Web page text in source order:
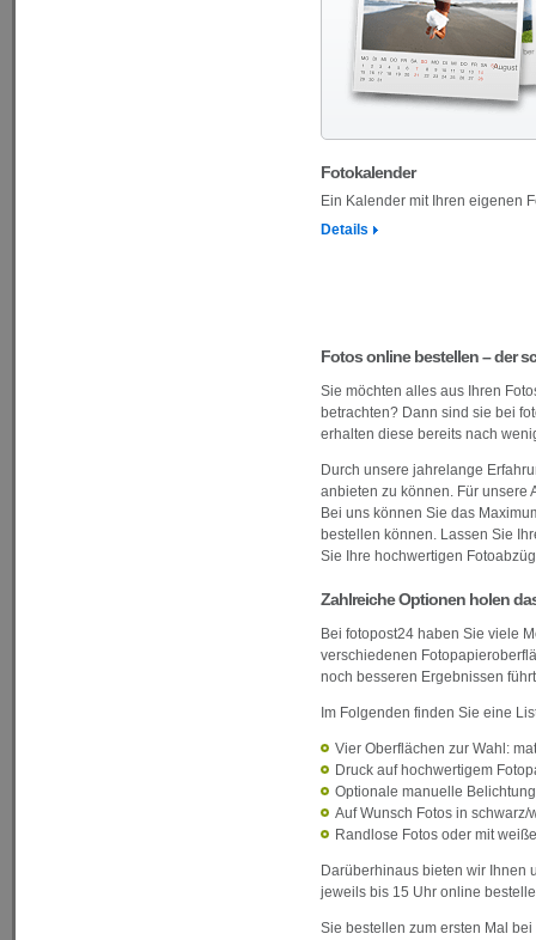
Fotokalender
Ein Kalender mit Ihren eigenen
Details
Fotos online bestellen – der
Sie möchten alles aus Ihren
betrachten? Dann sind sie bei
erhalten diese bereits nach
Durch unsere jahrelange
anbieten zu können. Für unsere
Bei uns können Sie das
bestellen können. Lassen Sie
Sie Ihre hochwertigen
Zahlreiche Optionen holen
Bei fotopost24 haben Sie viele
verschiedenen
noch besseren Ergebnissen
Im Folgenden finden Sie eine
Vier Oberflächen zur Wahl:
Druck auf hochwertigem
Optionale manuelle
Auf Wunsch Fotos in schwarz/
Randlose Fotos oder mit
Darüberhinaus bieten wir Ihnen
jeweils bis 15 Uhr online
Sie bestellen zum ersten Mal